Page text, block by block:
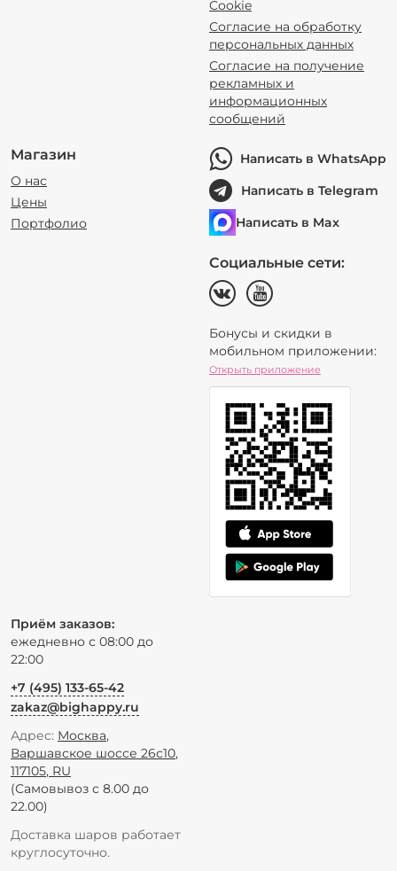
Cookie
Согласие на обработку
персональных данных
Согласие на получение
рекламных и
информационных
сообщений
Магазин
О нас
Цены
Портфолио
Написать в WhatsApp
Написать в Telegram
Написать в Max
Социальные сети:
Бонусы и скидки в
мобильном приложении:
Открыть приложение
Приём заказов:
ежедневно с 08:00 до
22:00
+7 (495) 133-65-42
zakaz@bighappy.ru
Адрес: Москва,
Варшавское шоссе 26с10,
117105, RU
(Самовывоз с 8.00 до
22.00)
Доставка шаров работает
круглосуточно.